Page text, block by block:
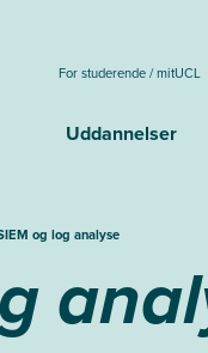
For studerende / mitUCL
Uddannelser
og log analyse